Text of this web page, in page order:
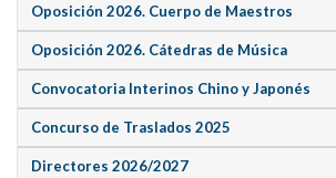
Oposición 2026. Cuerpo de Maestros
Oposición 2026. Cátedras de Música
Convocatoria Interinos Chino y Japonés
Concurso de Traslados 2025
Directores 2026/2027